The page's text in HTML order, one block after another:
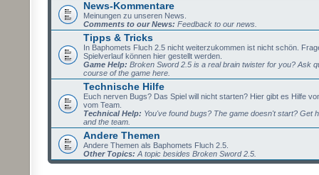
News-Kommentare
Meinungen zu unseren News.
Comments to our News: Feedback to our news.
Tipps & Tricks
In Baphomets Fluch 2.5 nicht weiterzukommen ist nicht schön.
Spielverlauf können hier gestellt werden.
Game Help: Broken Sword 2.5 is a real brain twister for you? Ask
course of the game here.
Technische Hilfe
Euch nerven Bugs? Das Spiel will nicht starten? Hier gibt es Hilfe
vom Team.
Technical Help: You've found bugs? The game doesn't start? Get
and the team.
Andere Themen
Andere Themen als Baphomets Fluch 2.5.
Other Topics: A topic besides Broken Sword 2.5.